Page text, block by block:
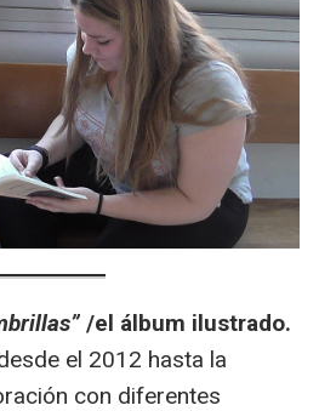
/el álbum ilustrado.
el 2012 hasta la
con diferentes